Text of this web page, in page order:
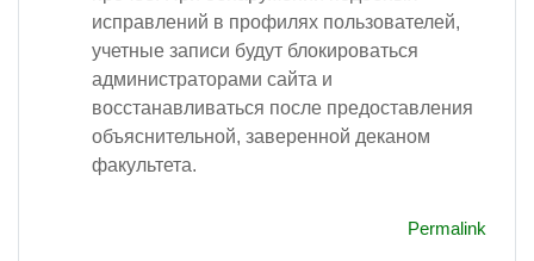
исправлений в профилях пользователей,
учетные записи будут блокироваться
администраторами сайта и
восстанавливаться после предоставления
объяснительной, заверенной деканом
факультета.
Permalink